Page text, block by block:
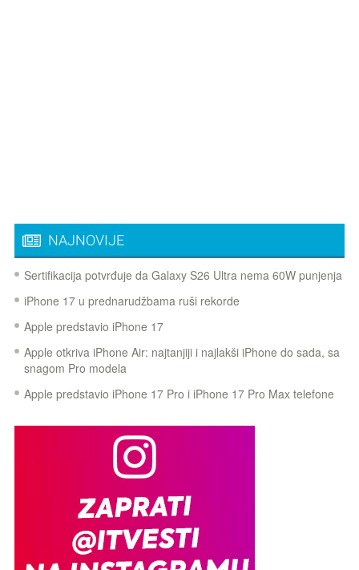
NAJNOVIJE
Sertifikacija potvrđuje da Galaxy S26 Ultra nema 60W punjenja
iPhone 17 u prednarudžbama ruši rekorde
Apple predstavio iPhone 17
Apple otkriva iPhone Air: najtanjiji i najlakši iPhone do sada, sa
snagom Pro modela
Apple predstavio iPhone 17 Pro i iPhone 17 Pro Max telefone